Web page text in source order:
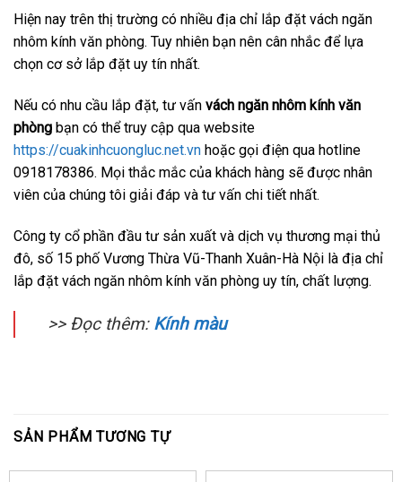
Hiện nay trên thị trường có nhiều địa chỉ lắp đặt vách ngăn
nhôm kính văn phòng. Tuy nhiên bạn nên cân nhắc để lựa
chọn cơ sở lắp đặt uy tín nhất.
Nếu có nhu cầu lắp đặt, tư vấn vách ngăn nhôm kính văn
phòng bạn có thể truy cập qua website
https://cuakinhcuongluc.net.vn hoặc gọi điện qua hotline
0918178386. Mọi thắc mắc của khách hàng sẽ được nhân
viên của chúng tôi giải đáp và tư vấn chi tiết nhất.
Công ty cổ phần đầu tư sản xuất và dịch vụ thương mại thủ
đô, số 15 phố Vương Thừa Vũ-Thanh Xuân-Hà Nội là địa chỉ
lắp đặt vách ngăn nhôm kính văn phòng uy tín, chất lượng.
>> Đọc thêm: Kính màu
SẢN PHẨM TƯƠNG TỰ